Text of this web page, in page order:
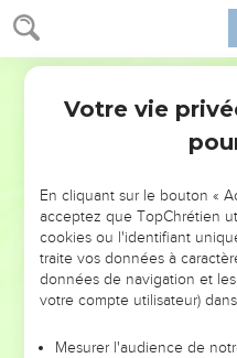
Genèse 44
29 Si vous prenez encore
et qu’il lui arrive malheur,
Maintenant donc, si je
mon père sans ramener
quand il constatera son
serviteurs seront
douleur dans son grand âge.
Car moi, ton serviteur, j’ai
ramène pas, je serai pour
Votre vie
En cliquant sur le bouton «
acceptez que TopChrétien
cookies ou l'identifiant
traite vos données à
données de navigation et
votre compte utilisateur)
Mesurer l'audience de